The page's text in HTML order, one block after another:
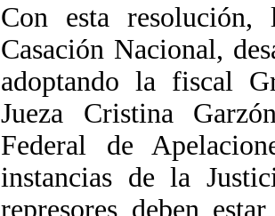
Con esta
Casación Nacional,
adoptando la fiscal
Jueza Cristina
Federal de
instancias de la
represores deben